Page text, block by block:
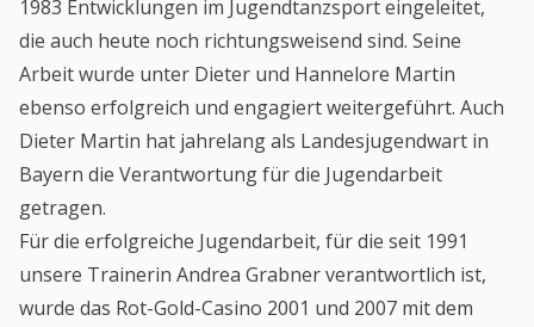
1983 Entwicklungen im Jugendtanzsport eingeleitet,
die auch heute noch richtungsweisend sind. Seine
Arbeit wurde unter Dieter und Hannelore Martin
ebenso erfolgreich und engagiert weitergeführt. Auch
Dieter Martin hat jahrelang als Landesjugendwart in
Bayern die Verantwortung für die Jugendarbeit
getragen.
Für die erfolgreiche Jugendarbeit, für die seit 1991
unsere Trainerin Andrea Grabner verantwortlich ist,
wurde das Rot-Gold-Casino 2001 und 2007 mit dem